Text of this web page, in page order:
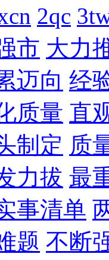
2qc
市 大力
迈向 经
质量 直
制定 质
力拔 最
事清单
题 不断